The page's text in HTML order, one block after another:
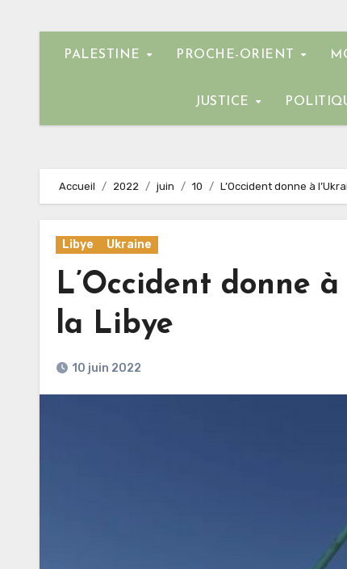
PALESTINE PROCHE-ORIENT
JUSTICE
Accueil 2022 juin 10 L’Occident donne à
Libye Ukraine
L’Occident donne
la Libye
10 juin 2022